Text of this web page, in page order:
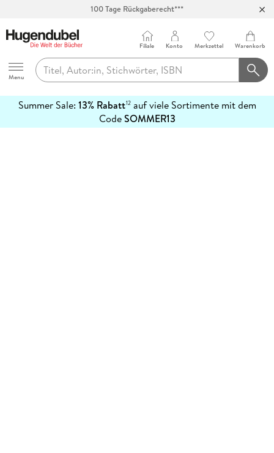
100 Tage Rückgaberecht***
Hugendubel
Menu
Filiale Konto Merkzettel Warenkorb
Summer Sale: 13% Rabatt12auf viele Sortimente mit dem
CodeSOMMER13
erfahren